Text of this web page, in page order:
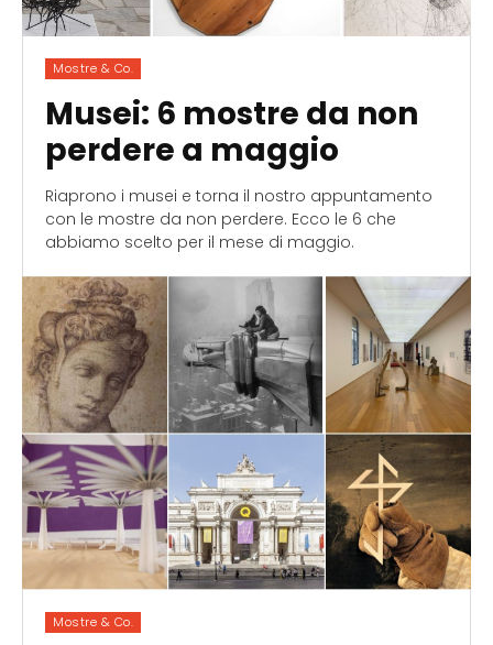
Mostre & Co.
Musei: 6 mostre da non
perdere a maggio
Riaprono i musei e torna il nostro appuntamento
con le mostre da non perdere. Ecco le 6 che
abbiamo scelto per il mese di maggio.
Mostre & Co.